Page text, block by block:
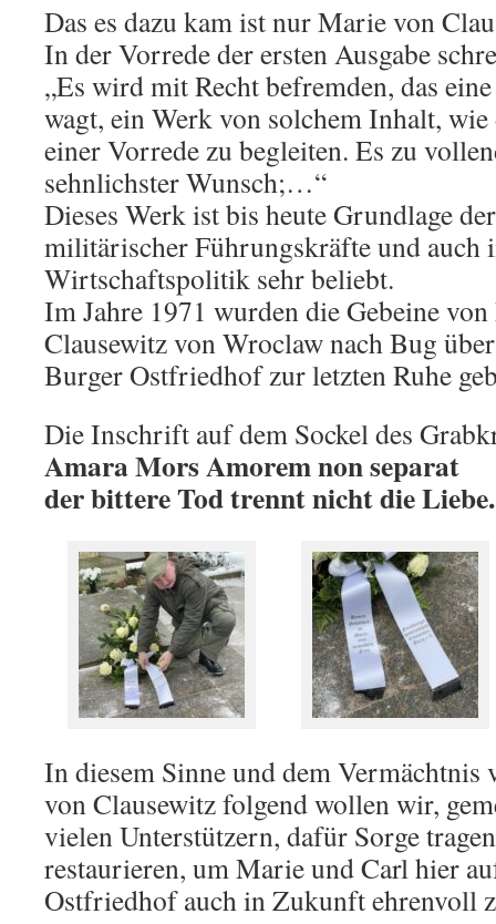
Das es dazu kam ist nur Marie von
In der Vorrede der ersten Ausgabe
„Es wird mit Recht befremden, das
wagt, ein Werk von solchem Inhalt,
einer Vorrede zu begleiten. Es zu
sehnlichster Wunsch;…“
Dieses Werk ist bis heute Grundlage
militärischer Führungskräfte und auch
Wirtschaftspolitik sehr beliebt.
Im Jahre 1971 wurden die Gebeine
Clausewitz von Wroclaw nach Bug
Burger Ostfriedhof zur letzten Ruhe
Die Inschrift auf dem Sockel des
Amara Mors Amorem non separat
der bittere Tod trennt nicht die Liebe.
In diesem Sinne und dem
von Clausewitz folgend wollen wir,
vielen Unterstützern, dafür Sorge
restaurieren, um Marie und Carl hier
Ostfriedhof auch in Zukunft ehrenvoll